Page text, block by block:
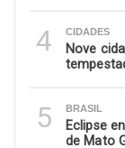
4 CIDADES
Nove
5 BRASIL
Eclipse
de Mato